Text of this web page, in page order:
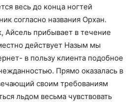
весь до конца ногтей
согласно названия Орхан.
Айсель прибывает в течение
действует Назым мы
в пользу клиента подобное
Прямо оказалась в
своим требованиям
льдом весьма чувствовать